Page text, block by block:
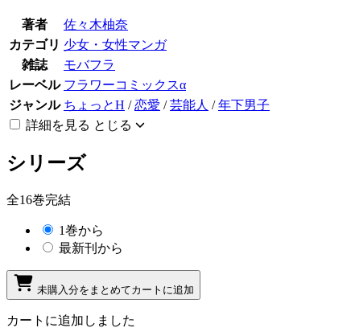
著者
佐々木柚奈
カテゴリ 少女・女性マンガ
雑誌
モバフラ
レーベル フラワーコミックスα
ジャンル ちょっとH /恋愛 /芸能人 /年下男子
詳細を見る とじる
シリーズ
全16巻完結
1巻から
最新刊から
未購入分をまとめてカートに追加
カートに追加しました